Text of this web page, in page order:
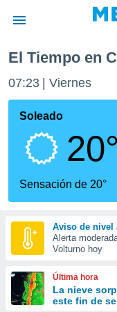
de
por
que se
calidad.
a este
las
y
forma
digital
basada
El Tiempo en
07:23 Viernes
Soleado
20°
Sensación de 20°
Aviso de nivel
Alerta
Volturno hoy
Última hora
La nieve
este fin de